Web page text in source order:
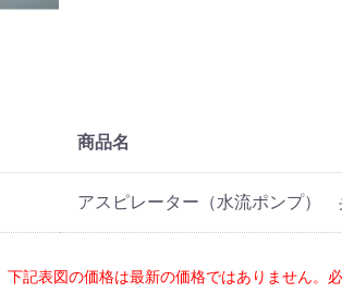
商品名
アスピレーター（水流ポンプ）
下記表図の価格は最新の価格ではありません。